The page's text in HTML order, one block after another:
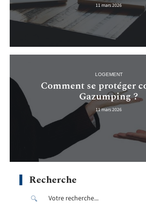
11 mars 2026
LOGEMENT
Comment se protéger
Gazumping ?
11 mars 2026
Recherche